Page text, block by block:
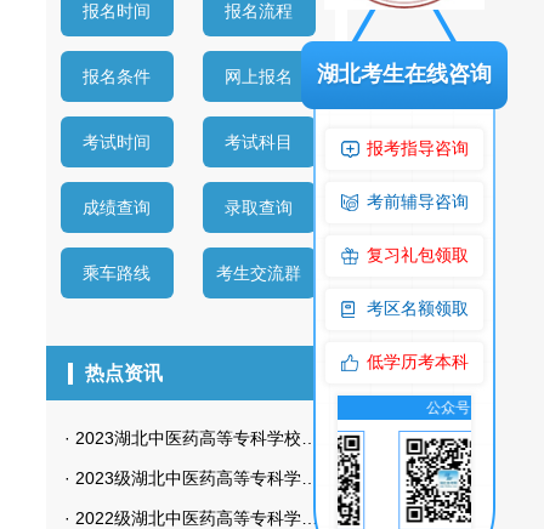
报名时间 报名流程
报名条件 网上报名
考试时间 考试科目
成绩查询 录取查询
乘车路线 考生交流群
热点资讯
· 2023湖北中医药高等专科学校护理专业自考招生简章
· 2023级湖北中医药高等专科学校成教新生入学资格审查及学籍注册
· 2022级湖北中医药高等专科学校成教新生入学资格审查及学籍注册通知
湖北考生在线咨询
报考指导咨询
考前辅导咨询
复习礼包领取
考区名额领取
低学历考本科
公众号